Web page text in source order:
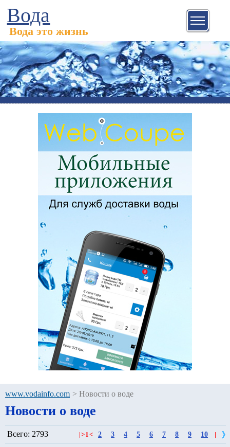
Вода
Вода это жизнь
www.vodainfo.com > Новости о воде
Новости о воде
Всего: 2793 >1< 2 3 4 5 6 7 8 9 10